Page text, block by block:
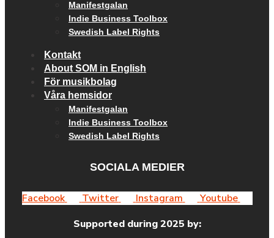
Manifestgalan
Indie Business Toolbox
Swedish Label Rights
Kontakt
About SOM in English
För musikbolag
Våra hemsidor
Manifestgalan
Indie Business Toolbox
Swedish Label Rights
SOCIALA MEDIER
Facebook Twitter Instagram
Youtube
Supported during 2025 by: